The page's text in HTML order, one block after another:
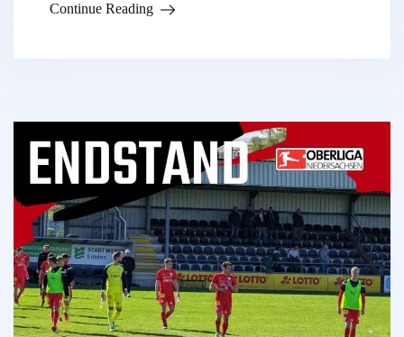
Continue Reading